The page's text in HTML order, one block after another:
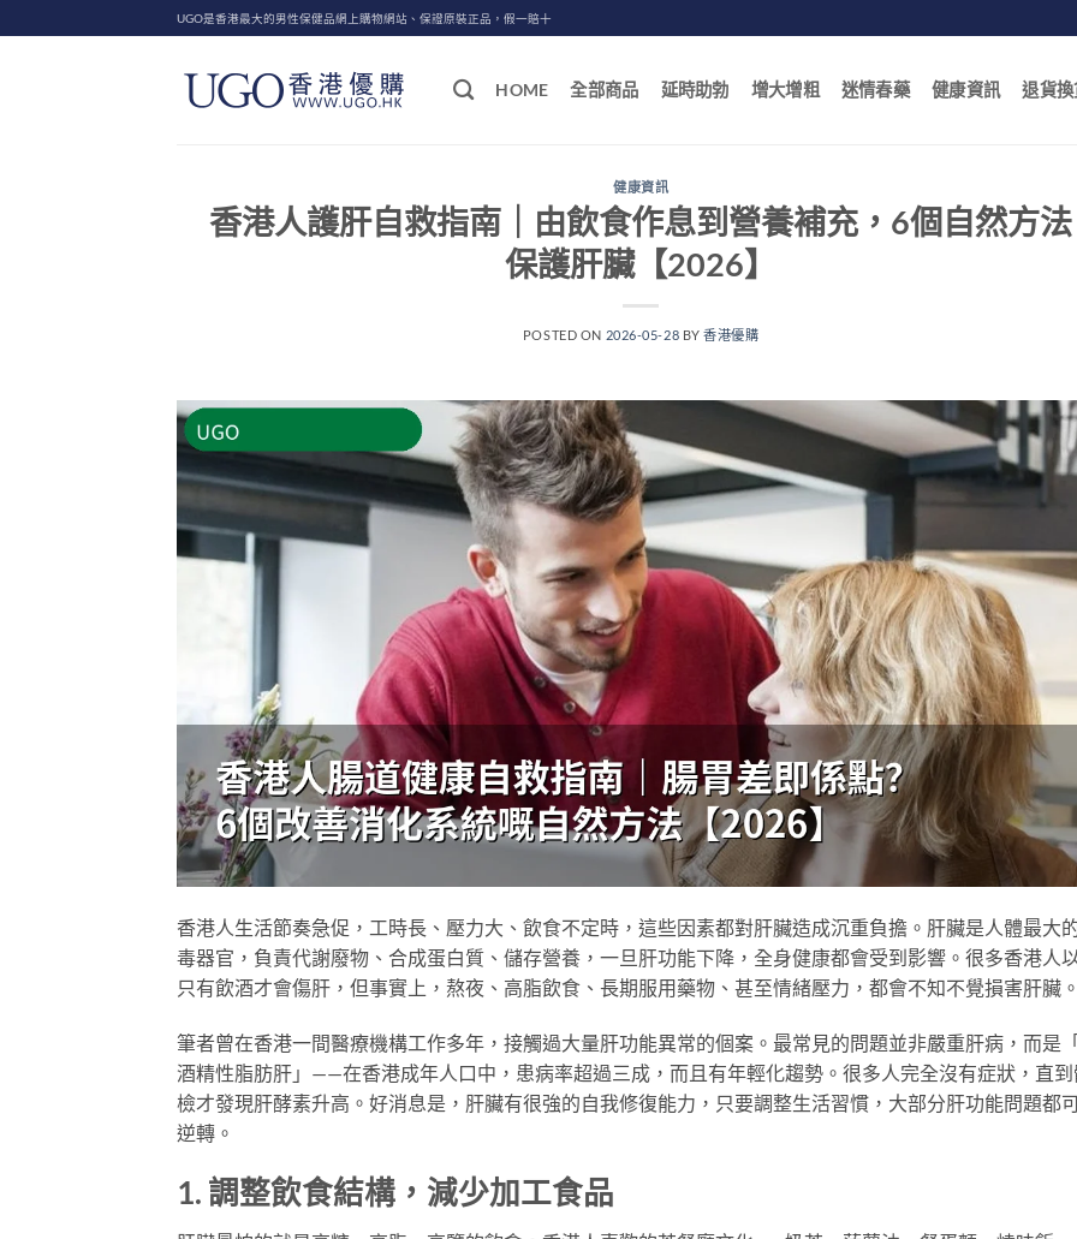
to
UGO是香港最大的男性保健品網上購物網站、保證原裝正品，假一賠十
HOME 全部商品 延時助勃 增大增粗 迷情春藥 健康資訊 退貨換
健康資訊
香港人護肝自救指南｜由飲食作息到營養補充，6個自然方法
保護肝臟【2026】
POSTED ON 2026-05-28 BY香港優購
香港人生活節奏急促，工時長、壓力大、飲食不定時，這些因素都對肝臟造成沉重負擔。肝臟是人體最大
毒器官，負責代謝廢物、合成蛋白質、儲存營養，一旦肝功能下降，全身健康都會受到影響。很多香港人
只有飲酒才會傷肝，但事實上，熬夜、高脂飲食、長期服用藥物、甚至情緒壓力，都會不知不覺損害肝臟。
筆者曾在香港一間醫療機構工作多年，接觸過大量肝功能異常的個案。最常見的問題並非嚴重肝病，而是
酒精性脂肪肝」——在香港成年人口中，患病率超過三成，而且有年輕化趨勢。很多人完全沒有症狀，直
檢才發現肝酵素升高。好消息是，肝臟有很強的自我修復能力，只要調整生活習慣，大部分肝功能問題都
逆轉。
1. 調整飲食結構，減少加工食品